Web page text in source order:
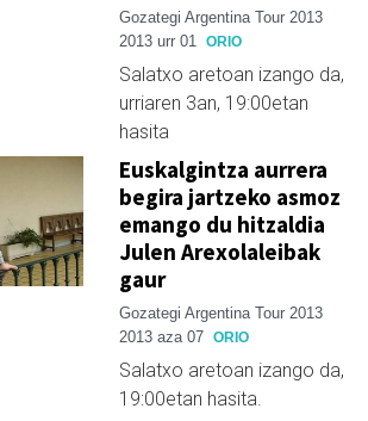
Gozategi Argentina Tour 2013
2013 urr 01 ORIO
Salatxo aretoan izango da,
urriaren 3an, 19:00etan
hasita
Euskalgintza aurrera
begira jartzeko asmoz
emango du hitzaldia
Julen Arexolaleibak
gaur
Gozategi Argentina Tour 2013
2013 aza 07 ORIO
Salatxo aretoan izango da,
19:00etan hasita.